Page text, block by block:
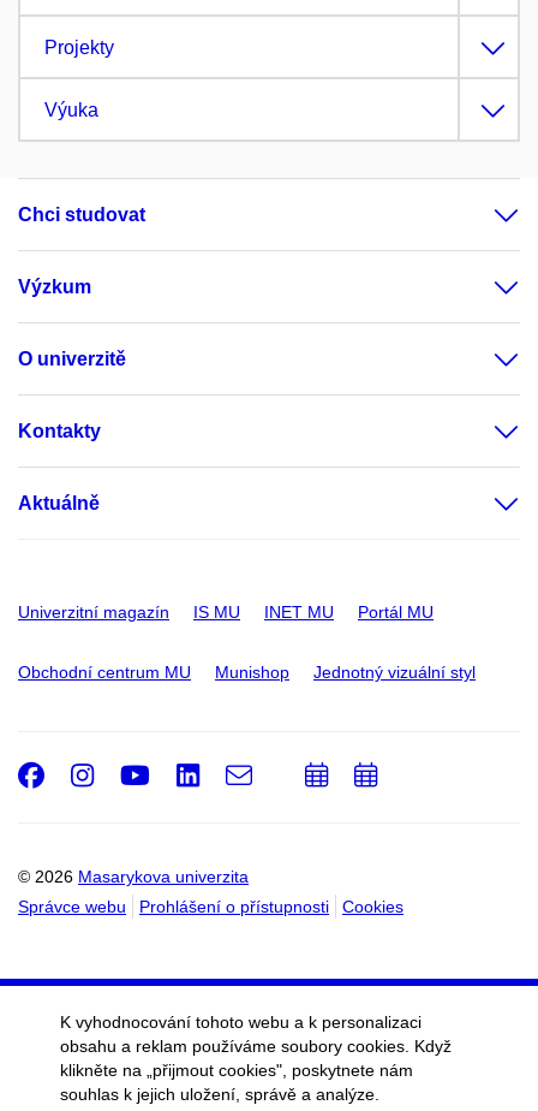
Projekty
Výuka
Chci studovat
Výzkum
O univerzitě
Kontakty
Aktuálně
Univerzitní magazín IS MU INET MU Portál MU
Obchodní centrum MU Munishop Jednotný vizuální styl
© 2026 Masarykova univerzita
Správce webu
Prohlášení o přístupnosti Cookies
Facebook
Instagram
Youtube
LinkedIn
e-
PřidatPřidat
K vyhodnocování tohoto webu a k personalizaci
obsahu a reklam používáme soubory cookies. Když
klikněte na „přijmout cookies", poskytnete nám
souhlas k jejich uložení, správě a analýze.